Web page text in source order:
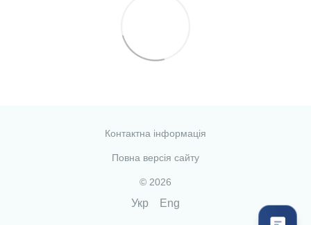
Контактна інформація
Повна версія сайту
© 2026
Укр Eng